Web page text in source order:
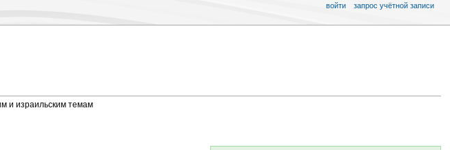
и израильским темам
войти запрос учётной записи